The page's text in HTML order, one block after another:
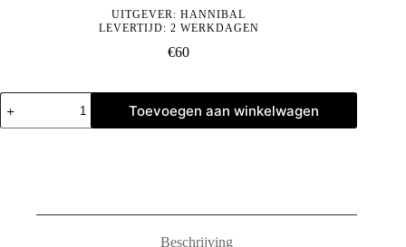
UITGEVER:HANNIBAL
LEVERTIJD: 2 WERKDAGEN
€60
From
Memling
to
Toevoegen aan winkelwagen
Beschrijving